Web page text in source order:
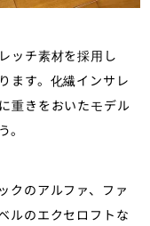
ッチ素材を採用し
ます。化繊インサレ
重きをおいたモデル
クのアルファ、ファ
ルのエクセロフトな